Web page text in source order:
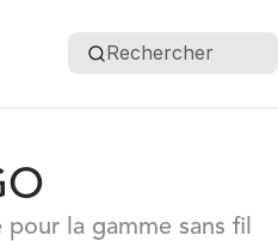
Rechercher
la gamme sans fil